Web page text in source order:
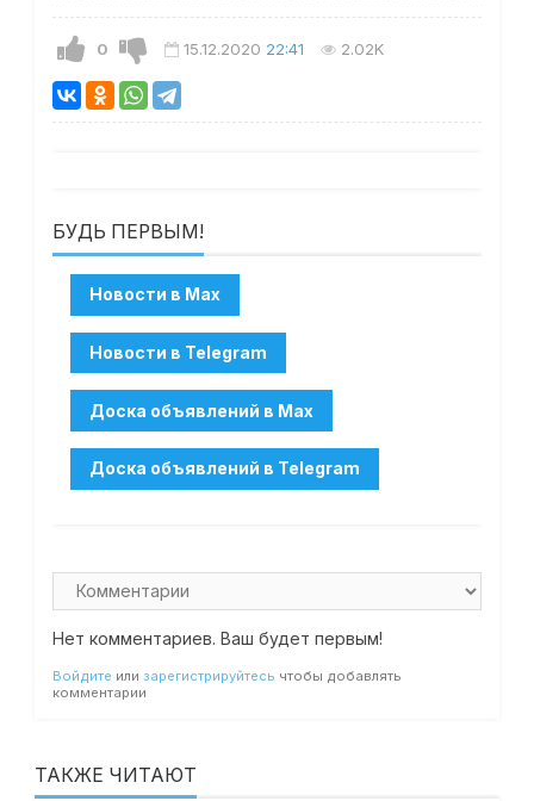
0 15.12.2020 22:41 2.02K
БУДЬ ПЕРВЫМ!
Нет комментариев. Ваш будет первым!
Войдите или зарегистрируйтесь чтобы добавлять
комментарии
ТАКЖЕ ЧИТАЮТ